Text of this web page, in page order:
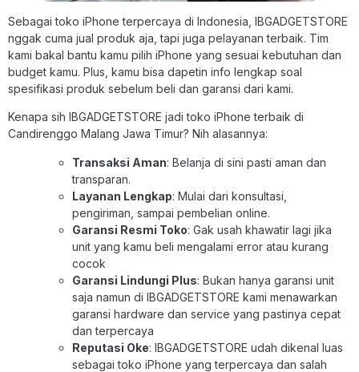
Sebagai toko iPhone terpercaya di Indonesia, IBGADGETSTORE
nggak cuma jual produk aja, tapi juga pelayanan terbaik. Tim
kami bakal bantu kamu pilih iPhone yang sesuai kebutuhan dan
budget kamu. Plus, kamu bisa dapetin info lengkap soal
spesifikasi produk sebelum beli dan garansi dari kami.
Kenapa sih IBGADGETSTORE jadi toko iPhone terbaik di
Candirenggo Malang Jawa Timur? Nih alasannya:
Transaksi Aman: Belanja di sini pasti aman dan
transparan.
Layanan Lengkap: Mulai dari konsultasi,
pengiriman, sampai pembelian online.
Garansi Resmi Toko: Gak usah khawatir lagi jika
unit yang kamu beli mengalami error atau kurang
cocok
Garansi Lindungi Plus: Bukan hanya garansi unit
saja namun di IBGADGETSTORE kami menawarkan
garansi hardware dan service yang pastinya cepat
dan terpercaya
Reputasi Oke: IBGADGETSTORE udah dikenal luas
sebagai toko iPhone yang terpercaya dan salah